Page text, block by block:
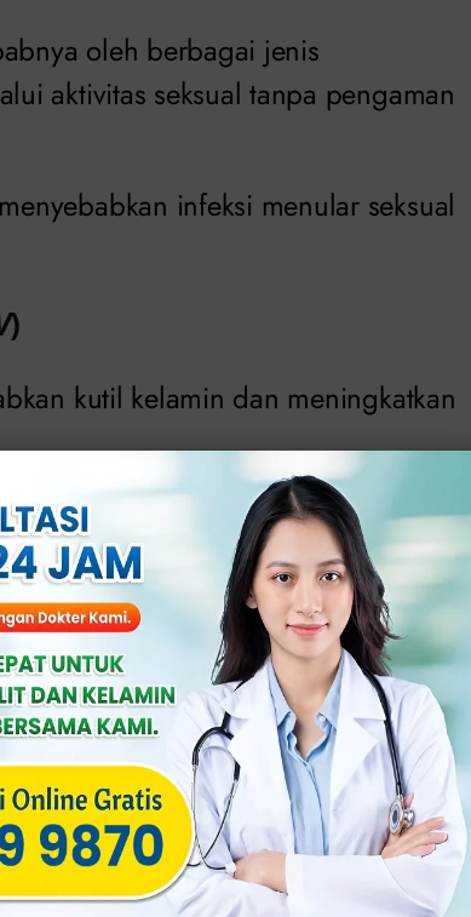
oleh berbagai jenis
aktivitas seksual tanpa pengaman
infeksi menular seksual
)
kutil kelamin dan meningkatkan
pada saluran reproduksi dan
tidak melakukan pengobatan.
saluran reproduksi,
serius.